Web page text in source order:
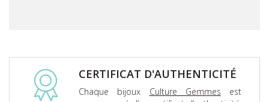
CERTIFICAT D'AUTHENTICITÉ
Chaque bijoux Culture Gemmes est